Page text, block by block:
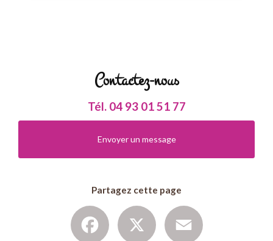
Contactez-nous
Tél. 04 93 01 51 77
Envoyer un message
Partagez cette page
Facebook